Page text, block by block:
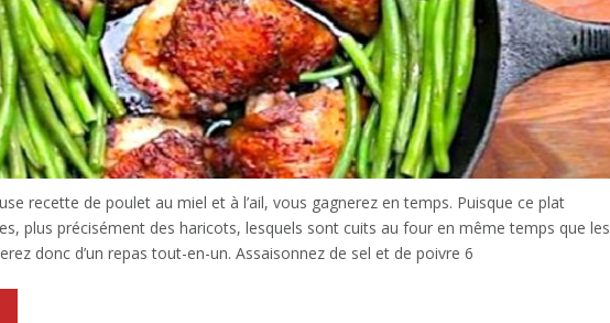
recette de poulet au miel et à l’ail, vous gagnerez en temps. Puisque ce plat
plus précisément des haricots, lesquels sont cuits au four en même temps que les
donc d’un repas tout-en-un. Assaisonnez de sel et de poivre 6